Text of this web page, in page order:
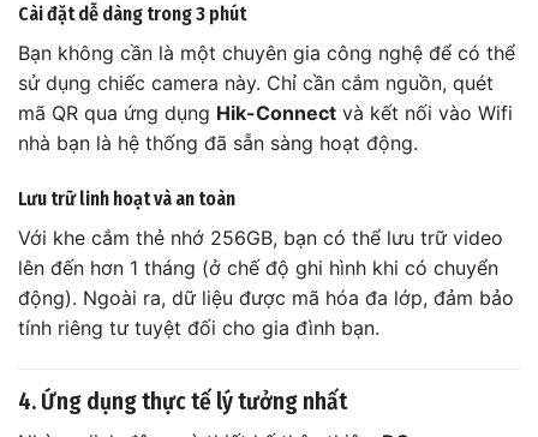
Cài đặt dễ dàng trong 3 phút
Bạn không cần là một chuyên gia công nghệ để có thể
sử dụng chiếc camera này. Chỉ cần cắm nguồn, quét
mã QR qua ứng dụng Hik-Connect và kết nối vào Wifi
nhà bạn là hệ thống đã sẵn sàng hoạt động.
Lưu trữ linh hoạt và an toàn
Với khe cắm thẻ nhớ 256GB, bạn có thể lưu trữ video
lên đến hơn 1 tháng (ở chế độ ghi hình khi có chuyển
động). Ngoài ra, dữ liệu được mã hóa đa lớp, đảm bảo
tính riêng tư tuyệt đối cho gia đình bạn.
4. Ứng dụng thực tế lý tưởng nhất